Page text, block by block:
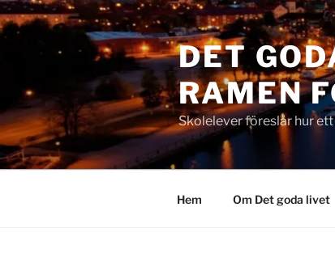
Hoppa
till
DET
RAMEN
Skolelever föreslår hur
Hem Om Det goda livet